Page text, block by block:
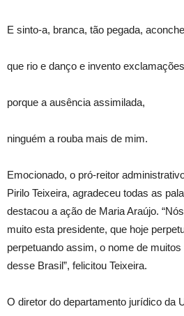
E sinto-a, branca, tão pegada,
que rio e danço e invento
porque a ausência assimilada,
ninguém a rouba mais de mim.
Emocionado, o pró-reitor
Pirilo Teixeira, agradeceu todas as
destacou a ação de Maria Araújo.
muito esta presidente, que hoje
perpetuando assim, o nome de
desse Brasil”, felicitou Teixeira.
O diretor do departamento jurídico da